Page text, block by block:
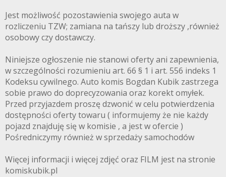
Jest możliwość pozostawienia swojego auta w
rozliczeniu TZW; zamiana na tańszy lub droższy ,również
osobowy czy dostawczy.
Niniejsze ogłoszenie nie stanowi oferty ani zapewnienia,
w szczególności rozumieniu art. 66 § 1 i art. 556 indeks 1
Kodeksu cywilnego. Auto komis Bogdan Kubik zastrzega
sobie prawo do doprecyzowania oraz korekt omyłek.
Przed przyjazdem proszę dzwonić w celu potwierdzenia
dostępności oferty towaru ( informujemy że nie każdy
pojazd znajduję się w komisie , a jest w ofercie )
Pośredniczymy również w sprzedaży samochodów
Więcej informacji i więcej zdjęć oraz FILM jest na stronie
komiskubik.pl